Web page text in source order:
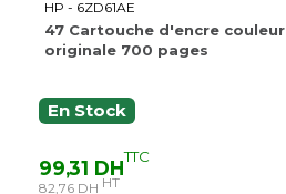
HP - 6ZD61AE
47 Cartouche d'encre couleur
originale 700 pages
En Stock
99,31 DHTTC
82,76 DH HT